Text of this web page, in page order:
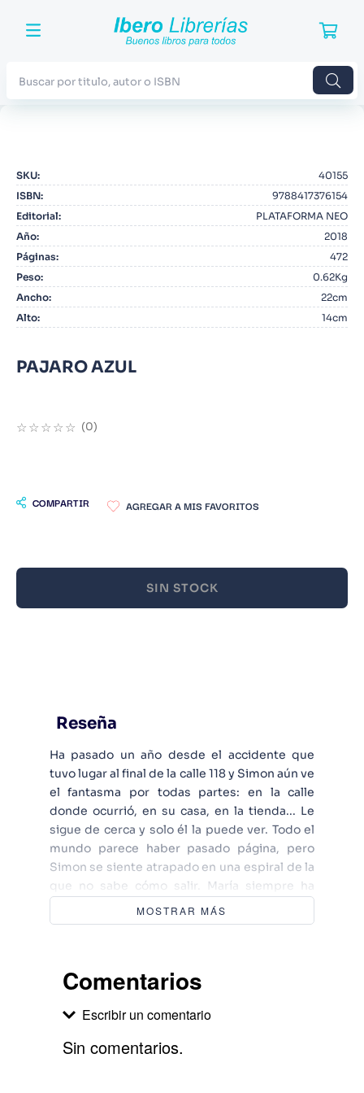
SKU:
40155
ISBN:
9788417376154
Editorial:
PLATAFORMA NEO
Año:
2018
Páginas:
472
Peso:
0.62Kg
Ancho:
22cm
Alto: 14cm
PAJARO AZUL
☆☆☆☆☆ (0)
COMPARTIR
SIN STOCK
Reseña
Ha pasado un año desde el accidente que
tuvo lugar al final de la calle 118 y Simon aún ve
el fantasma por todas partes: en la calle
donde ocurrió, en su casa, en la tienda... Le
sigue de cerca y solo él la puede ver. Todo el
mundo parece haber pasado página, pero
Simon se siente atrapado en una espiral de la
que no sabe cómo salir. María siempre ha
tenido una forma muy curiosa de lidiar con los
problemas: huir de ellos. Después de lo que
empezar de cero su vida. Lo único que la une a
hermano: siempre sin remitente; charlas
una foto en uno de los libros de Valeria y leen
MOSTRAR MÁS
Comentarios
Escribir un comentario
Sin comentarios.
2. Blue Lock
3. Jujutsu Kaisen
4. Odisea
5. Manga
6. Iliada
7. Stephen King